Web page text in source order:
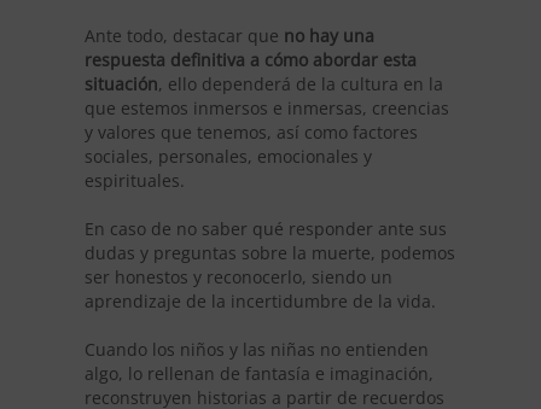
Ante todo, destacar que no hay una
respuesta definitiva a cómo abordar esta
situación, ello dependerá de la cultura en la
que estemos inmersos e inmersas, creencias
y valores que tenemos, así como factores
sociales, personales, emocionales y
espirituales.
En caso de no saber qué responder ante sus
dudas y preguntas sobre la muerte, podemos
ser honestos y reconocerlo, siendo un
aprendizaje de la incertidumbre de la vida.
Cuando los niños y las niñas no entienden
algo, lo rellenan de fantasía e imaginación,
reconstruyen historias a partir de recuerdos